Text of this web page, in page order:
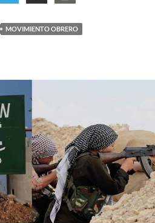
MOVIMIENTO OBRERO